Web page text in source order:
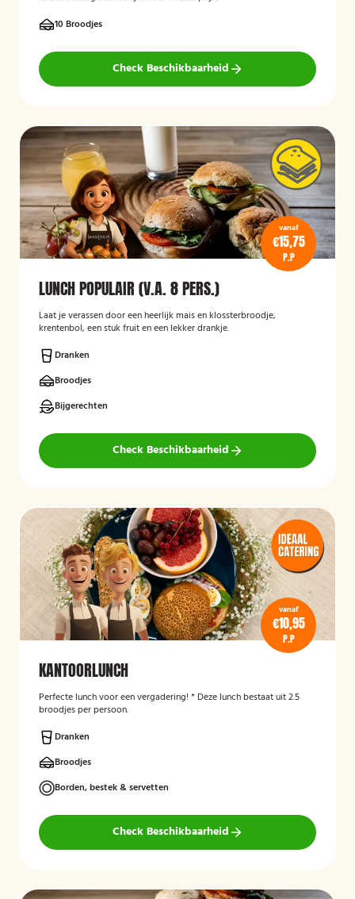
10 Broodjes
Check Beschikbaarheid
vanaf
€15,75
P.P
LUNCH POPULAIR (V.A. 8 PERS.)
Laat je verassen door een heerlijk mais en klossterbroodje,
krentenbol, een stuk fruit en een lekker drankje.
Dranken
Broodjes
Bijgerechten
Check Beschikbaarheid
vanaf
€10,95
P.P
KANTOORLUNCH
Perfecte lunch voor een vergadering! * Deze lunch bestaat uit 2.5
broodjes per persoon.
Dranken
Broodjes
Borden, bestek & servetten
Check Beschikbaarheid